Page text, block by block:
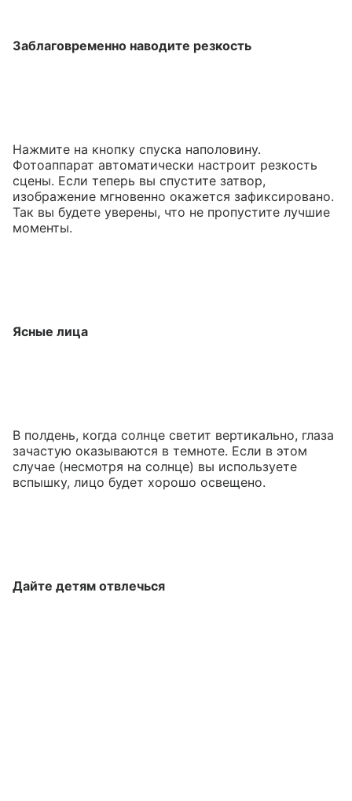
Заблаговременно наводите резкость
Нажмите на кнопку спуска наполовину.
Фотоаппарат автоматически настроит резкость
сцены. Если теперь вы спустите затвор,
изображение мгновенно окажется зафиксировано.
Так вы будете уверены, что не пропустите лучшие
моменты.
Ясные лица
В полдень, когда солнце светит вертикально, глаза
зачастую оказываются в темноте. Если в этом
случае (несмотря на солнце) вы используете
вспышку, лицо будет хорошо освещено.
Дайте детям отвлечься